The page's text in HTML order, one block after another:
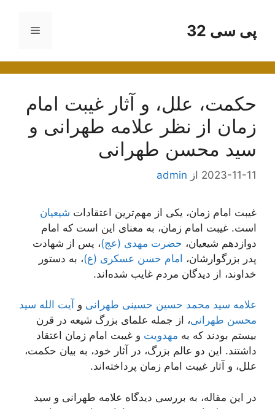
محتواپی سی 32 فهرست
حکمت، علل، و آثار غیبت امام
زمان از نظر علامه طهرانی و
سید محسن طهرانی
2023-11-11 از admin
غیبت امام زمان، یکی از مهم‌ترین اعتقادات شیعیان
است. غیبت امام زمان، به معنای این است که امام
دوازدهم شیعیان، حضرت مهدی (عج)، پس از شهادت
پدر بزرگوارشان، امام حسن عسکری (ع)، به دستور
خداوند، از دیدگان مردم غایب شده‌اند.
علامه سید محمد حسین حسینی طهرانی و آیت الله سید
محسن طهرانی، از جمله علمای بزرگ شیعه در قرن
بیستم بودند که به مهدویت و غیبت امام زمان اعتقاد
داشتند. این دو عالم بزرگ، در آثار خود، به بیان حکمت،
علل، و آثار غیبت امام زمان پرداخته‌اند.
در این مقاله، به بررسی دیدگاه علامه طهرانی و سید